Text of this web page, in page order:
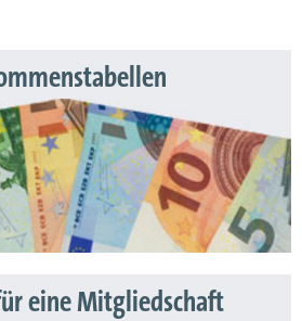
eine Mitgliedschaft